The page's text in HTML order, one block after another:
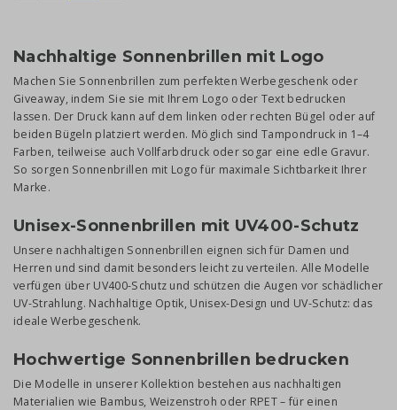
Nachhaltige Sonnenbrillen mit Logo
Machen Sie Sonnenbrillen zum perfekten Werbegeschenk oder
Giveaway, indem Sie sie mit Ihrem Logo oder Text bedrucken
lassen. Der Druck kann auf dem linken oder rechten Bügel oder auf
beiden Bügeln platziert werden. Möglich sind Tampondruck in 1–4
Farben, teilweise auch Vollfarbdruck oder sogar eine edle Gravur.
So sorgen Sonnenbrillen mit Logo für maximale Sichtbarkeit Ihrer
Marke.
Unisex-Sonnenbrillen mit UV400-Schutz
Unsere nachhaltigen Sonnenbrillen eignen sich für Damen und
Herren und sind damit besonders leicht zu verteilen. Alle Modelle
verfügen über UV400-Schutz und schützen die Augen vor schädlicher
UV-Strahlung. Nachhaltige Optik, Unisex-Design und UV-Schutz: das
ideale Werbegeschenk.
Hochwertige Sonnenbrillen bedrucken
Die Modelle in unserer Kollektion bestehen aus nachhaltigen
Materialien wie Bambus, Weizenstroh oder RPET – für einen